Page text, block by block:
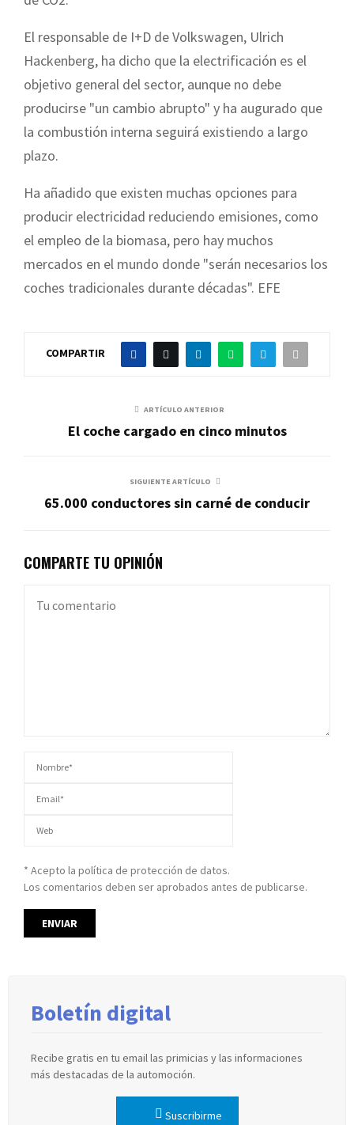
El responsable de I+D de Volkswagen, Ulrich
Hackenberg, ha dicho que la electrificación es el
objetivo general del sector, aunque no debe
producirse "un cambio abrupto" y ha augurado que
la combustión interna seguirá existiendo a largo
plazo.
Ha añadido que existen muchas opciones para
producir electricidad reduciendo emisiones, como
el empleo de la biomasa, pero hay muchos
mercados en el mundo donde "serán necesarios los
coches tradicionales durante décadas". EFE
COMPARTIR
ARTÍCULO ANTERIOR
El coche cargado en cinco minutos
SIGUIENTE ARTÍCULO
65.000 conductores sin carné de conducir
COMPARTE TU OPINIÓN
* Acepto la política de protección de datos.
Los comentarios deben ser aprobados antes de publicarse.
Boletín digital
Recibe gratis en tu email las primicias y las informaciones
más destacadas de la automoción.
Suscribirme